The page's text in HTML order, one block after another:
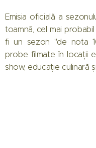
Emisia oficială a
toamnă, cel mai
fi un sezon "de nota
probe filmate în locații
show, educație culinară